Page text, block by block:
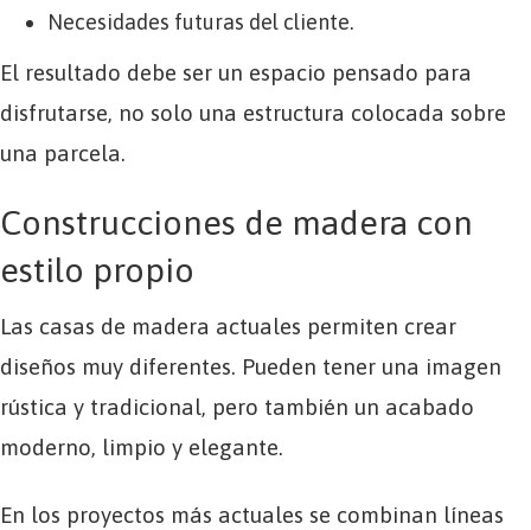
Necesidades futuras del cliente.
El resultado debe ser un espacio pensado para
disfrutarse, no solo una estructura colocada sobre
una parcela.
Construcciones de madera con
estilo propio
Las casas de madera actuales permiten crear
diseños muy diferentes. Pueden tener una imagen
rústica y tradicional, pero también un acabado
moderno, limpio y elegante.
En los proyectos más actuales se combinan líneas